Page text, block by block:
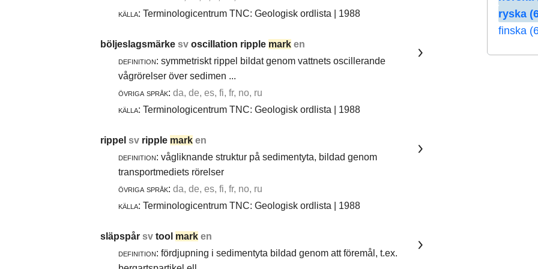
ryska
finska
källa: Terminologicentrum TNC: Geologisk ordlista | 1988
böljeslagsmärke sv oscillation ripple mark en
definition: symmetriskt rippel bildat genom vattnets oscillerande
vågrörelser över sedimen ...
övriga språk: da, de, es, fi, fr, no, ru
källa: Terminologicentrum TNC: Geologisk ordlista | 1988
rippel sv ripple mark en
definition: vågliknande struktur på sedimentyta, bildad genom
transportmediets rörelser
övriga språk: da, de, es, fi, fr, no, ru
källa: Terminologicentrum TNC: Geologisk ordlista | 1988
släpspår sv tool mark en
definition: fördjupning i sedimentyta bildad genom att föremål, t.ex.